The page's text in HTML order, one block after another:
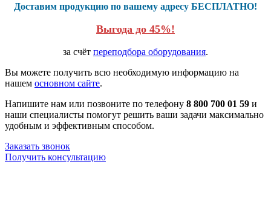
Доставим продукцию по вашему адресу БЕСПЛАТНО!
Выгода до 45%!
за счёт переподбора оборудования.
Вы можете получить всю необходимую информацию на
нашем основном сайте.
Напишите нам или позвоните по телефону 8 800 700 01 59 и
наши специалисты помогут решить ваши задачи максимально
удобным и эффективным способом.
Заказать звонок
Получить консультацию